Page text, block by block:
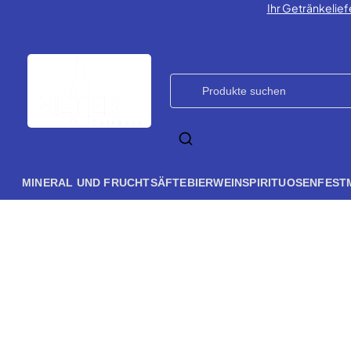
Ihr
MINERAL UND FRUCHTSÄFTEBIERWEINSPIRITUOSEN